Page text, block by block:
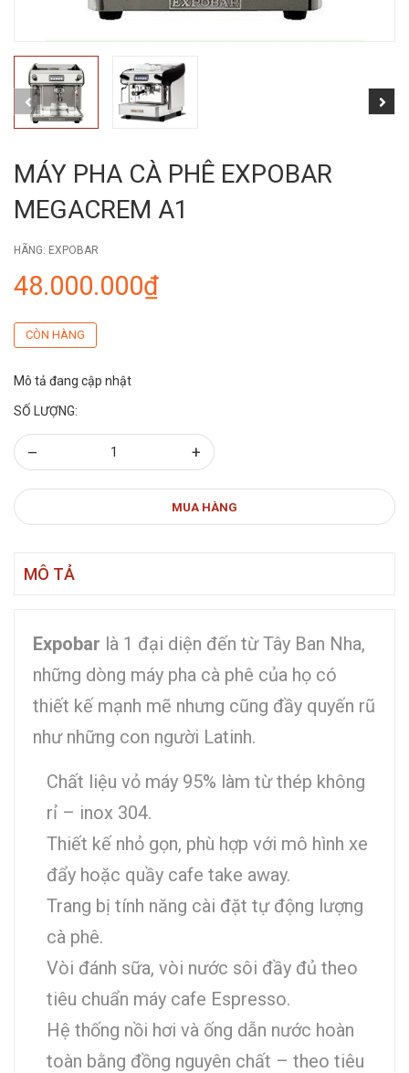
MÁY PHA CÀ PHÊ EXPOBAR
MEGACREM A1
HÃNG: EXPOBAR
48.000.000₫
CÒN HÀNG
Mô tả đang cập nhật
SỐ LƯỢNG:
– +
MUA HÀNG
MÔ TẢ
Expobar là 1 đại diện đến từ Tây Ban Nha,
những dòng máy pha cà phê của họ có
thiết kế mạnh mẽ nhưng cũng đầy quyến rũ
như những con người Latinh.
Chất liệu vỏ máy 95% làm từ thép không
rỉ – inox 304.
Thiết kế nhỏ gọn, phù hợp với mô hình xe
đẩy hoặc quầy cafe take away.
Trang bị tính năng cài đặt tự động lượng
cà phê.
Vòi đánh sữa, vòi nước sôi đầy đủ theo
tiêu chuẩn máy cafe Espresso.
Hệ thống nồi hơi và ống dẫn nước hoàn
toàn bằng đồng nguyên chất – theo tiêu